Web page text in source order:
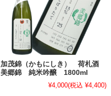
加茂錦（かもにしき） 荷札酒
美郷錦 純米吟醸 1800ml
¥4,000(税込 ¥4,400)